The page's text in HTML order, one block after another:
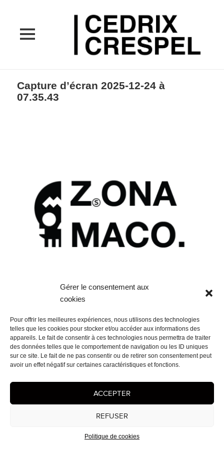
Gérer le consentement aux
cookies
Pour offrir les meilleures expériences, nous utilisons des technologies
telles que les cookies pour stocker et/ou accéder aux informations des
appareils. Le fait de consentir à ces technologies nous permettra de traiter
des données telles que le comportement de navigation ou les ID uniques
sur ce site. Le fait de ne pas consentir ou de retirer son consentement peut
avoir un effet négatif sur certaines caractéristiques et fonctions.
ACCEPTER
REFUSER
Politique de cookies
Capture d’écran 2025-12-24 à
07.35.43
Navigation
l’article
PUBLIÉ DANS
ZONA MACO ART FAIR Mexico city